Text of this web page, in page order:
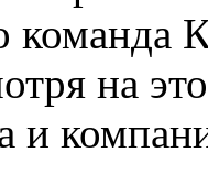
команда
на
и